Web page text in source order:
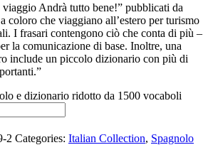
Andrà tutto bene!” pubblicati da
coloro che viaggiano all’estero per turismo
I frasari contengono ciò che conta di più –
la comunicazione di base. Inoltre, una
include un piccolo dizionario con più di
e dizionario ridotto da 1500 vocaboli
2 Categories: Italian Collection, Spagnolo